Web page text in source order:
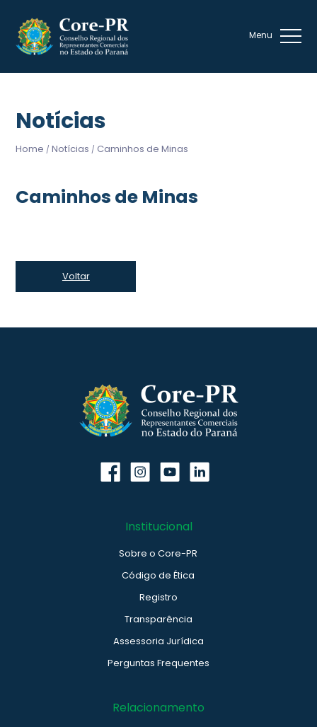
Notícias
Home / Notícias / Caminhos de Minas
Caminhos de Minas
Voltar
Institucional
Sobre o Core-PR
Código de Ética
Registro
Transparência
Assessoria Jurídica
Perguntas Frequentes
Relacionamento